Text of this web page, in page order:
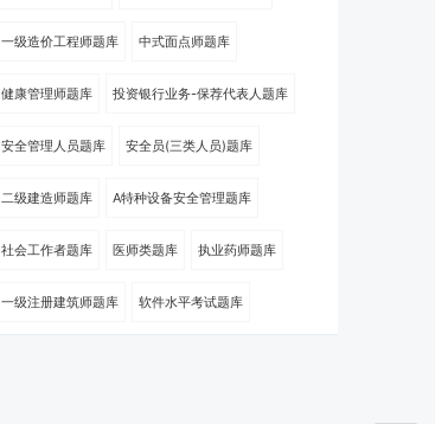
一级造价工程师题库 中式面点师题库
健康管理师题库 投资银行业务-保荐代表人题库
安全管理人员题库 安全员(三类人员)题库
二级建造师题库 A特种设备安全管理题库
社会工作者题库 医师类题库 执业药师题库
一级注册建筑师题库 软件水平考试题库